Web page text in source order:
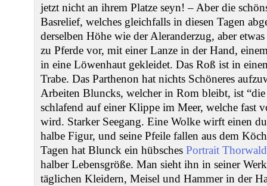
jetzt nicht an ihrem Platze seyn! – Aber die
Basrelief, welches gleichfalls in diesen Tagen
derselben Höhe wie der Aleranderzug, aber
zu Pferde vor, mit einer Lanze in der Hand,
in eine Löwenhaut gekleidet. Das Roß ist in
Trabe. Das Parthenon hat nichts Schöneres
Arbeiten Bluncks, welcher in Rom bleibt, ist
schlafend auf einer Klippe im Meer, welche fast
wird. Starker Seegang. Eine Wolke wirft einen
halbe Figur, und seine Pfeile fallen aus dem
Tagen hat Blunck ein hübsches Portrait
halber Lebensgröße. Man sieht ihn in seiner
täglichen Kleidern, Meisel und Hammer in der